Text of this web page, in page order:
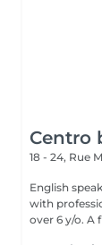
Centro
18 - 24, Rue
English
with